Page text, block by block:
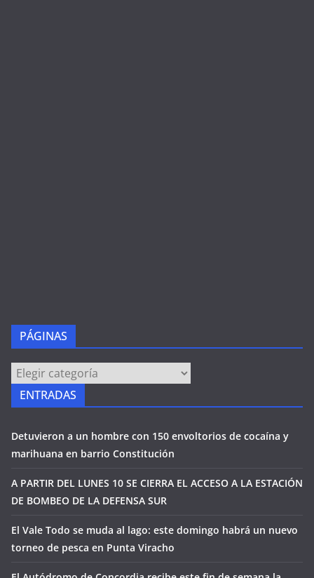
PÁGINAS
PÁGINAS
ENTRADAS
Detuvieron a un hombre con 150 envoltorios de cocaína y
marihuana en barrio Constitución
A PARTIR DEL LUNES 10 SE CIERRA EL ACCESO A LA ESTACIÓN
DE BOMBEO DE LA DEFENSA SUR
El Vale Todo se muda al lago: este domingo habrá un nuevo
torneo de pesca en Punta Viracho